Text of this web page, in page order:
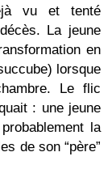
vu et tenté
La jeune
en
lorsque
Le flic
: une jeune
la
de son “père”